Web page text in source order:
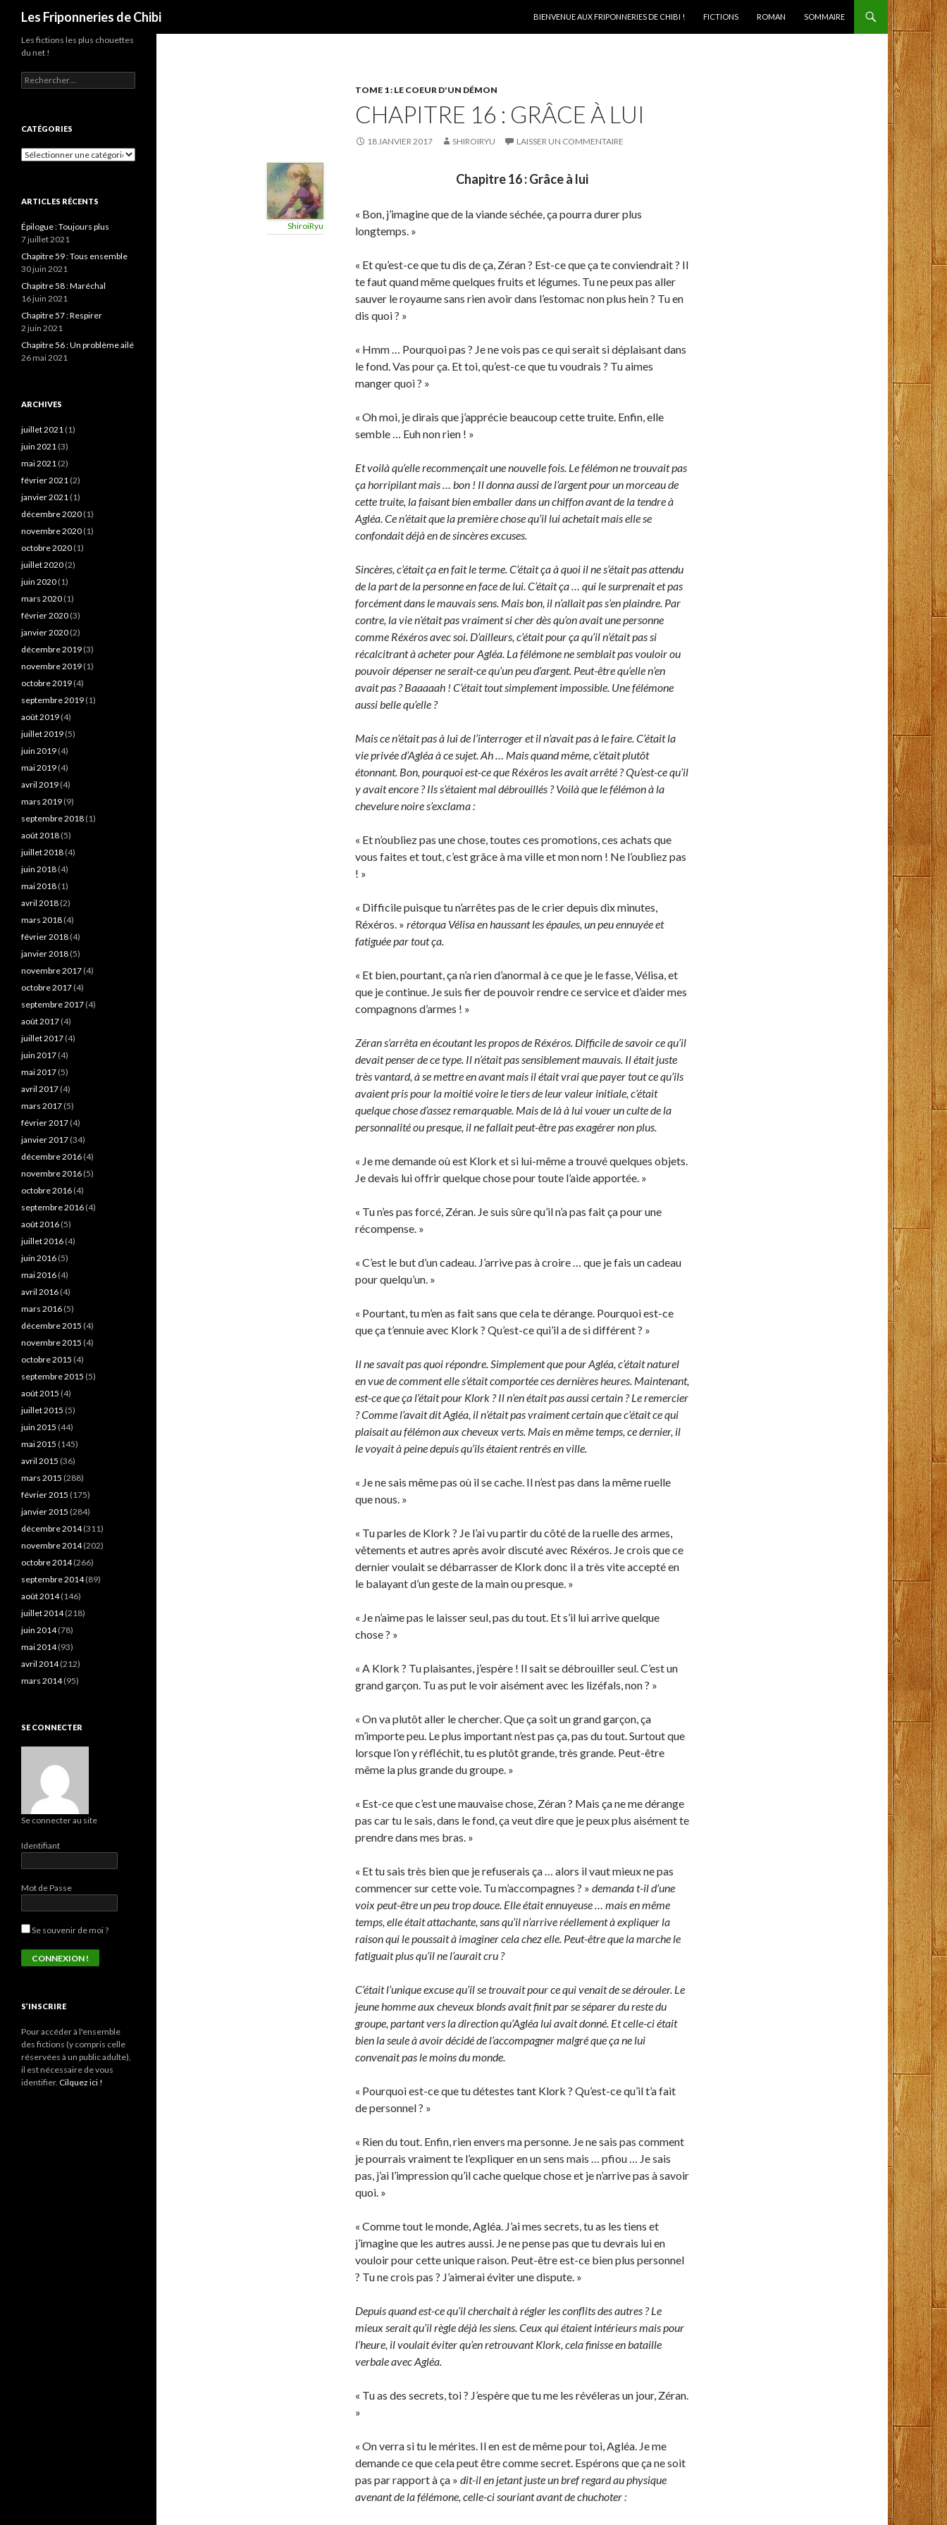
Les Friponneries de Chibi
BIENVENUE AUX FRIPONNERIES DE CHIBI !
FICTIONS ROMAN SOMMAIRE
TOME 1 : LE COEUR D'UN DÉMON
CHAPITRE 16 : GRÂCE À LUI
18 JANVIER 2017 SHIROIRYU LAISSER UN COMMENTAIRE
ShiroiRyu
Chapitre 16 : Grâce à lui
« Bon, j’imagine que de la viande séchée, ça pourra durer plus
longtemps. »
« Et qu’est-ce que tu dis de ça, Zéran ? Est-ce que ça te conviendrait ? Il
te faut quand même quelques fruits et légumes. Tu ne peux pas aller
sauver le royaume sans rien avoir dans l’estomac non plus hein ? Tu en
dis quoi ? »
« Hmm … Pourquoi pas ? Je ne vois pas ce qui serait si déplaisant dans
le fond. Vas pour ça. Et toi, qu’est-ce que tu voudrais ? Tu aimes
manger quoi ? »
« Oh moi, je dirais que j’apprécie beaucoup cette truite. Enfin, elle
semble … Euh non rien ! »
Et voilà qu’elle recommençait une nouvelle fois. Le félémon ne trouvait pas
ça horripilant mais … bon ! Il donna aussi de l’argent pour un morceau de
cette truite, la faisant bien emballer dans un chiffon avant de la tendre à
Agléa. Ce n’était que la première chose qu’il lui achetait mais elle se
confondait déjà en de sincères excuses.
Sincères, c’était ça en fait le terme. C’était ça à quoi il ne s’était pas attendu
de la part de la personne en face de lui. C’était ça … qui le surprenait et pas
forcément dans le mauvais sens. Mais bon, il n’allait pas s’en plaindre. Par
contre, la vie n’était pas vraiment si cher dès qu’on avait une personne
comme Réxéros avec soi. D’ailleurs, c’était pour ça qu’il n’était pas si
récalcitrant à acheter pour Agléa. La félémone ne semblait pas vouloir ou
pouvoir dépenser ne serait-ce qu’un peu d’argent. Peut-être qu’elle n’en
avait pas ? Baaaaah ! C’était tout simplement impossible. Une félémone
aussi belle qu’elle ?
Mais ce n’était pas à lui de l’interroger et il n’avait pas à le faire. C’était la
vie privée d’Agléa à ce sujet. Ah … Mais quand même, c’était plutôt
étonnant. Bon, pourquoi est-ce que Réxéros les avait arrêté ? Qu’est-ce qu’il
y avait encore ? Ils s’étaient mal débrouillés ? Voilà que le félémon à la
chevelure noire s’exclama :
« Et n’oubliez pas une chose, toutes ces promotions, ces achats que
vous faites et tout, c’est grâce à ma ville et mon nom ! Ne l’oubliez pas
! »
« Difficile puisque tu n’arrêtes pas de le crier depuis dix minutes,
Réxéros. » rétorqua Vélisa en haussant les épaules, un peu ennuyée et
fatiguée par tout ça.
« Et bien, pourtant, ça n’a rien d’anormal à ce que je le fasse, Vélisa, et
que je continue. Je suis fier de pouvoir rendre ce service et d’aider mes
compagnons d’armes ! »
Zéran s’arrêta en écoutant les propos de Réxéros. Difficile de savoir ce qu’il
devait penser de ce type. Il n’était pas sensiblement mauvais. Il était juste
très vantard, à se mettre en avant mais il était vrai que payer tout ce qu’ils
avaient pris pour la moitié voire le tiers de leur valeur initiale, c’était
quelque chose d’assez remarquable. Mais de là à lui vouer un culte de la
personnalité ou presque, il ne fallait peut-être pas exagérer non plus.
« Je me demande où est Klork et si lui-même a trouvé quelques objets.
Je devais lui offrir quelque chose pour toute l’aide apportée. »
« Tu n’es pas forcé, Zéran. Je suis sûre qu’il n’a pas fait ça pour une
récompense. »
« C’est le but d’un cadeau. J’arrive pas à croire … que je fais un cadeau
pour quelqu’un. »
« Pourtant, tu m’en as fait sans que cela te dérange. Pourquoi est-ce
que ça t’ennuie avec Klork ? Qu’est-ce qui’il a de si différent ? »
Il ne savait pas quoi répondre. Simplement que pour Agléa, c’était naturel
en vue de comment elle s’était comportée ces dernières heures. Maintenant,
est-ce que ça l’était pour Klork ? Il n’en était pas aussi certain ? Le remercier
? Comme l’avait dit Agléa, il n’était pas vraiment certain que c’était ce qui
plaisait au félémon aux cheveux verts. Mais en même temps, ce dernier, il
le voyait à peine depuis qu’ils étaient rentrés en ville.
« Je ne sais même pas où il se cache. Il n’est pas dans la même ruelle
que nous. »
« Tu parles de Klork ? Je l’ai vu partir du côté de la ruelle des armes,
vêtements et autres après avoir discuté avec Réxéros. Je crois que ce
dernier voulait se débarrasser de Klork donc il a très vite accepté en
le balayant d’un geste de la main ou presque. »
« Je n’aime pas le laisser seul, pas du tout. Et s’il lui arrive quelque
chose ? »
« A Klork ? Tu plaisantes, j’espère ! Il sait se débrouiller seul. C’est un
grand garçon. Tu as put le voir aisément avec les lizéfals, non ? »
« On va plutôt aller le chercher. Que ça soit un grand garçon, ça
m’importe peu. Le plus important n’est pas ça, pas du tout. Surtout que
lorsque l’on y réfléchit, tu es plutôt grande, très grande. Peut-être
même la plus grande du groupe. »
« Est-ce que c’est une mauvaise chose, Zéran ? Mais ça ne me dérange
pas car tu le sais, dans le fond, ça veut dire que je peux plus aisément te
prendre dans mes bras. »
« Et tu sais très bien que je refuserais ça … alors il vaut mieux ne pas
commencer sur cette voie. Tu m’accompagnes ? » demanda t-il d’une
voix peut-être un peu trop douce. Elle était ennuyeuse … mais en même
temps, elle était attachante, sans qu’il n’arrive réellement à expliquer la
raison qui le poussait à imaginer cela chez elle. Peut-être que la marche le
fatiguait plus qu’il ne l’aurait cru ?
C’était l’unique excuse qu’il se trouvait pour ce qui venait de se dérouler. Le
jeune homme aux cheveux blonds avait finit par se séparer du reste du
groupe, partant vers la direction qu’Agléa lui avait donné. Et celle-ci était
bien la seule à avoir décidé de l’accompagner malgré que ça ne lui
convenait pas le moins du monde.
« Pourquoi est-ce que tu détestes tant Klork ? Qu’est-ce qu’il t’a fait
de personnel ? »
« Rien du tout. Enfin, rien envers ma personne. Je ne sais pas comment
je pourrais vraiment te l’expliquer en un sens mais … pfiou … Je sais
pas, j’ai l’impression qu’il cache quelque chose et je n’arrive pas à savoir
quoi. »
« Comme tout le monde, Agléa. J’ai mes secrets, tu as les tiens et
j’imagine que les autres aussi. Je ne pense pas que tu devrais lui en
vouloir pour cette unique raison. Peut-être est-ce bien plus personnel
? Tu ne crois pas ? J’aimerai éviter une dispute. »
Depuis quand est-ce qu’il cherchait à régler les conflits des autres ? Le
mieux serait qu’il règle déjà les siens. Ceux qui étaient intérieurs mais pour
l’heure, il voulait éviter qu’en retrouvant Klork, cela finisse en bataille
verbale avec Agléa.
« Tu as des secrets, toi ? J’espère que tu me les révéleras un jour, Zéran.
»
« On verra si tu le mérites. Il en est de même pour toi, Agléa. Je me
demande ce que cela peut être comme secret. Espérons que ça ne soit
pas par rapport à ça » dit-il en jetant juste un bref regard au physique
avenant de la félémone, celle-ci souriant avant de chuchoter :
Les fictions les plus chouettes
du net !
Rechercher :
CATÉGORIES
Catégories
ARTICLES RÉCENTS
Épilogue : Toujours plus
7 juillet 2021
Chapitre 59 : Tous ensemble
30 juin 2021
Chapitre 58 : Maréchal
16 juin 2021
Chapitre 57 : Respirer
2 juin 2021
Chapitre 56 : Un problème ailé
26 mai 2021
ARCHIVES
juillet 2021 (1)
juin 2021 (3)
mai 2021 (2)
février 2021 (2)
janvier 2021 (1)
décembre 2020 (1)
novembre 2020 (1)
octobre 2020 (1)
juillet 2020 (2)
juin 2020 (1)
mars 2020 (1)
février 2020 (3)
janvier 2020 (2)
décembre 2019 (3)
novembre 2019 (1)
octobre 2019 (4)
septembre 2019 (1)
août 2019 (4)
juillet 2019 (5)
juin 2019 (4)
mai 2019 (4)
avril 2019 (4)
mars 2019 (9)
septembre 2018 (1)
août 2018 (5)
juillet 2018 (4)
juin 2018 (4)
mai 2018 (1)
avril 2018 (2)
mars 2018 (4)
février 2018 (4)
janvier 2018 (5)
novembre 2017 (4)
octobre 2017 (4)
septembre 2017 (4)
août 2017 (4)
juillet 2017 (4)
juin 2017 (4)
mai 2017 (5)
avril 2017 (4)
mars 2017 (5)
février 2017 (4)
janvier 2017 (34)
décembre 2016 (4)
novembre 2016 (5)
octobre 2016 (4)
septembre 2016 (4)
août 2016 (5)
juillet 2016 (4)
juin 2016 (5)
mai 2016 (4)
avril 2016 (4)
mars 2016 (5)
décembre 2015 (4)
novembre 2015 (4)
octobre 2015 (4)
septembre 2015 (5)
août 2015 (4)
juillet 2015 (5)
juin 2015 (44)
mai 2015 (145)
avril 2015 (36)
mars 2015 (288)
février 2015 (175)
janvier 2015 (284)
décembre 2014(311)
novembre 2014(202)
octobre 2014(266)
septembre 2014(89)
août 2014(146)
juillet 2014(218)
juin 2014(78)
mai 2014(93)
avril 2014(212)
mars 2014(95)
SE CONNECTER
Se connecter au site
Identifiant
Mot de Passe
Se souvenir de moi ?
S’INSCRIRE
Pour accéder à l'ensemble
des fictions (y compris celle
réservées à un public adulte),
il est nécessaire de vous
identifier. Cilquez ici !